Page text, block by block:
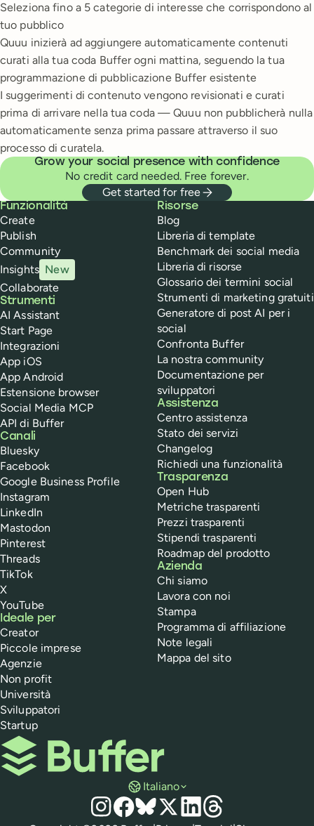
Seleziona fino a 5 categorie di interesse che corrispondono al
tuo pubblico
Quuu inizierà ad aggiungere automaticamente contenuti
curati alla tua coda Buffer ogni mattina, seguendo la tua
programmazione di pubblicazione Buffer esistente
I suggerimenti di contenuto vengono revisionati e curati
prima di arrivare nella tua coda — Quuu non pubblicherà nulla
automaticamente senza prima passare attraverso il suo
processo di curatela.
Grow your social presence with confidence
No credit card needed. Free forever.
Get started for free
Buffer
Funzionalità
Create
Publish
Community
Insights New
Collaborate
Strumenti
AI Assistant
Start Page
Integrazioni
App iOS
App Android
Estensione browser
Social Media MCP
API di Buffer
Canali
Bluesky
Facebook
Google Business Profile
Instagram
LinkedIn
Mastodon
Pinterest
Threads
TikTok
X
YouTube
Ideale per
Creator
Piccole imprese
Agenzie
Non profit
Università
Sviluppatori
Startup
Risorse
Blog
Libreria di template
Benchmark dei social media
Libreria di risorse
Glossario dei termini social
Strumenti di marketing gratuiti
Generatore di post AI per i
social
Confronta Buffer
La nostra community
Documentazione per
sviluppatori
Assistenza
Centro assistenza
Stato dei servizi
Changelog
Richiedi una funzionalità
Trasparenza
Open Hub
Metriche trasparenti
Prezzi trasparenti
Stipendi trasparenti
Roadmap del prodotto
Azienda
Chi siamo
Lavora con noi
Stampa
Programma di affiliazione
Note legali
Mappa del sito
Buffer
Italiano
Social media
Instagram
Facebook
Bluesky
X LinkedIn
Threads